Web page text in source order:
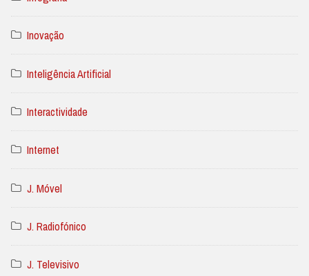
Inovação
Inteligência Artificial
Interactividade
Internet
J. Móvel
J. Radiofónico
J. Televisivo